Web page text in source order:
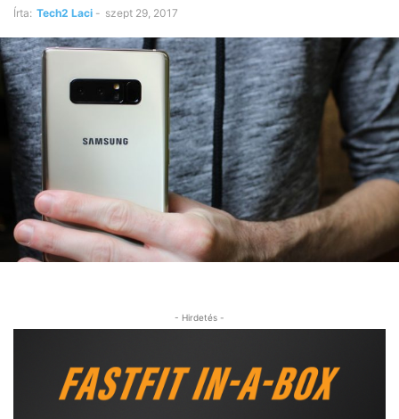
Írta: Tech2 Laci - szept 29, 2017
- Hirdetés -